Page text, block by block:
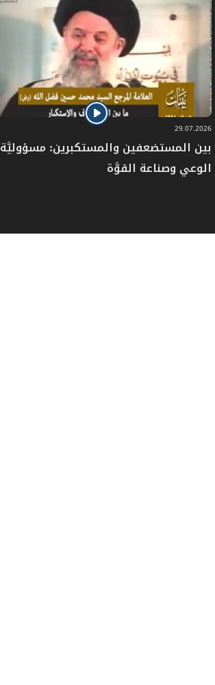
29.07.2026
بين المستضعفين والمستكبرين: مسؤوليَّة
الوعي وصناعة القوَّة